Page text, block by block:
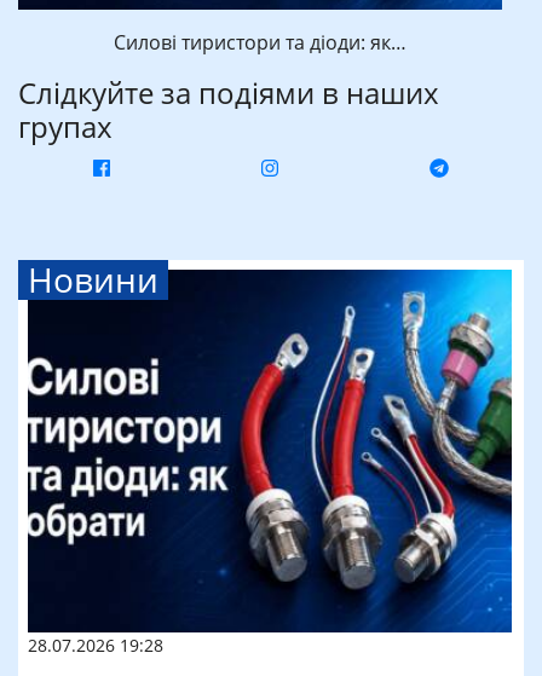
Силові тиристори та діоди: як…
Слідкуйте за подіями в наших
групах
Новини
28.07.2026 19:28